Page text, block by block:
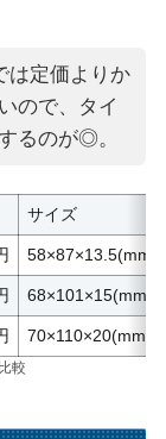
は定価よりか
ので、タイ
るのが◎。
サイズ
58×87×13.5(mm)
68×101×15(mm)
70×110×20(mm)
較